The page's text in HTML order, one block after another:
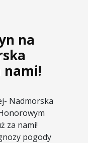
na
nami!
Nadmorska
za nami!
pogody